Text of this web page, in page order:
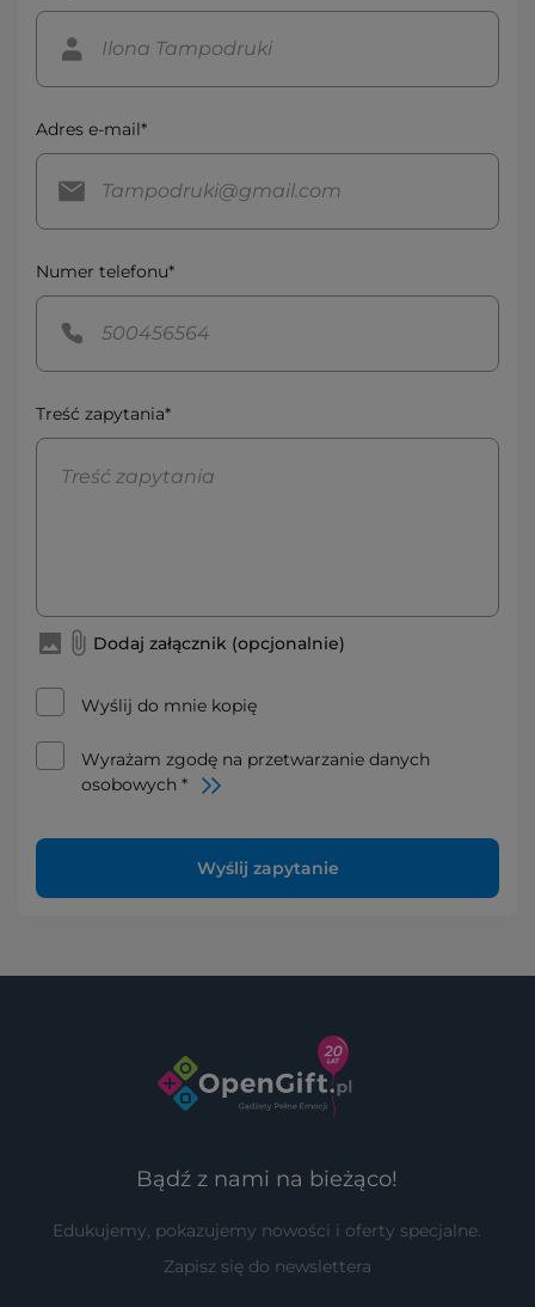
Adres e-mail*
Numer telefonu*
Treść zapytania*
Dodaj załącznik (opcjonalnie)
Wyślij do mnie kopię
Wyrażam zgodę na przetwarzanie danych
osobowych *
Wyślij zapytanie
Bądź z nami na bieżąco!
Edukujemy, pokazujemy nowości i oferty specjalne.
Zapisz się do newslettera